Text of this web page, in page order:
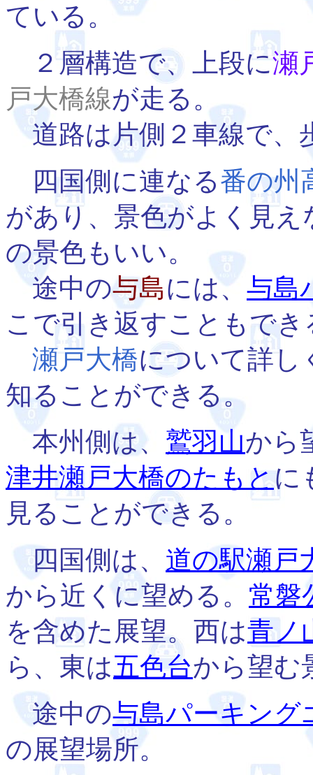
ている。
２層構造で、上段に瀬
戸大橋線が走る。
道路は片側２車線で、
四国側に連なる番の州
があり、景色がよく見
の景色もいい。
途中の与島には、 与島
こで引き返すこともでき
瀬戸大橋について詳し
知ることができる。
本州側は、 鷲羽山から
津井瀬戸大橋のたもとに
見ることができる。
四国側は、 道の駅瀬戸
から近くに望める。 常磐
を含めた展望。西は青ノ
ら、東は五色台から望む
途中の与島パーキング
の展望場所。